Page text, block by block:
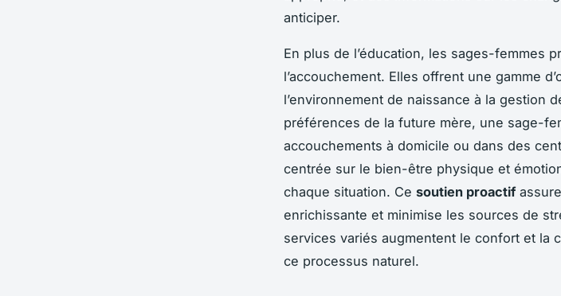
anticiper.
En plus de l’éducation, les sages-femmes
l’accouchement. Elles offrent une gamme
l’environnement de naissance à la gestion
préférences de la future mère, une sage-
accouchements à domicile ou dans des
centrée sur le bien-être physique et
chaque situation. Ce soutien proactif
enrichissante et minimise les sources de
services variés augmentent le confort et la
ce processus naturel.